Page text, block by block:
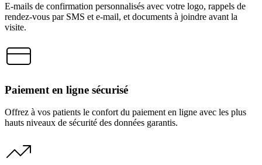
E-mails de confirmation personnalisés avec votre logo, rappels de
rendez-vous par SMS et e-mail, et documents à joindre avant la
visite.
Paiement en ligne sécurisé
Offrez à vos patients le confort du paiement en ligne avec les plus
hauts niveaux de sécurité des données garantis.